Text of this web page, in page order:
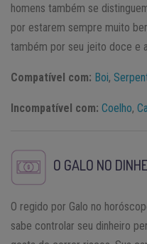
homens também se
por estarem sempre muito
também por seu jeito doce e
Compatível com: Boi,
Incompatível com: Coelho,
O GALO NO
O regido por Galo no
sabe controlar seu dinheiro